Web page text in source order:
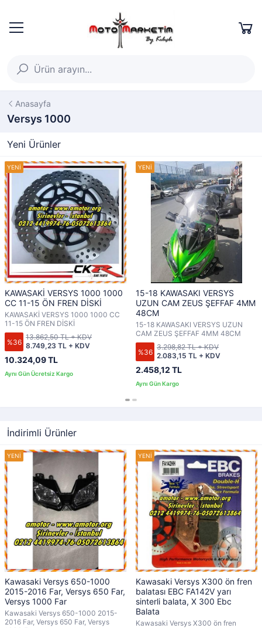
Anasayfa
Versys 1000
Yeni Ürünler
KAWASAKİ VERSYS 1000 1000
CC 11-15 ÖN FREN DİSKİ
KAWASAKİ VERSYS 1000 1000 CC
11-15 ÖN FREN DİSKİ
%36
10.324,09 TL
8.749,23 TL + KDV
13.862,50 TL + KDV
15-18 KAWASAKI VERSYS
UZUN CAM ZEUS ŞEFFAF 4MM
48CM
15-18 KAWASAKI VERSYS UZUN
CAM ZEUS ŞEFFAF 4MM 48CM
%36
2.458,12 TL
2.083,15 TL + KDV
3.298,82 TL + KDV
İndirimli Ürünler
Kawasaki Versys 650-1000
2015-2016 Far, Versys 650 Far,
Versys 1000 Far
Kawasaki Versys 650-1000 2015-
2016 Far, Versys 650 Far, Versys
Kawasaki Versys X300 ön fren
balatası EBC FA142V yarı
sinterli balata, X 300 Ebc
Balata
Kawasaki Versys X300 ön fren